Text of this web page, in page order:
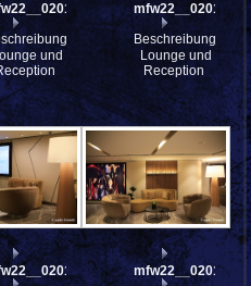
und
mfw22__0201632
Beschreibung:
Lounge und
Reception
mfw22__0201628